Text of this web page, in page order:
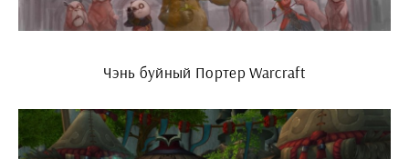
Чэнь буйный Портер Warcraft